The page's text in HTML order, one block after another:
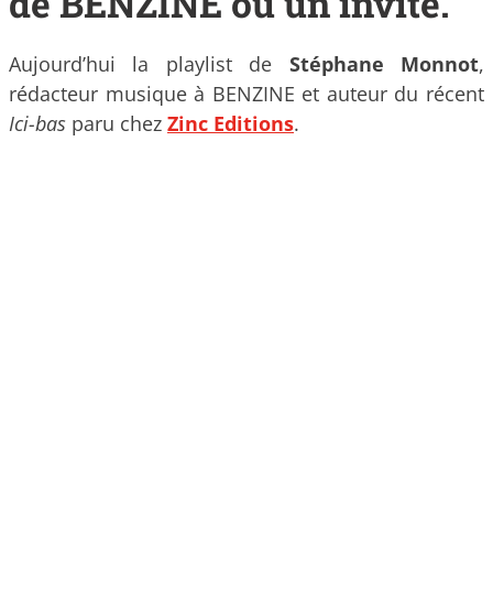
Aujourd’hui la playlist de Stéphane Monnot,
rédacteur musique à BENZINE et auteur du récent
Ici-bas paru chez Zinc Editions.